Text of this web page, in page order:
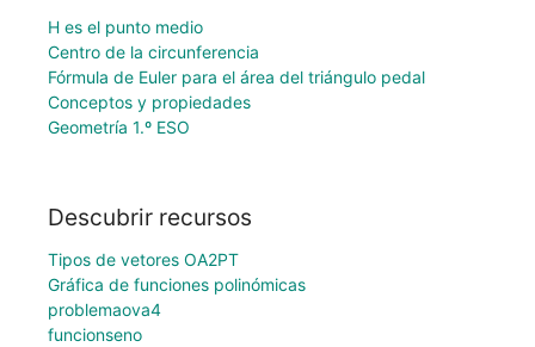
H es el punto medio
Centro de la circunferencia
Fórmula de Euler para el área del triángulo pedal
Conceptos y propiedades
Geometría 1.º ESO
Descubrir recursos
Tipos de vetores OA2PT
Gráfica de funciones polinómicas
problemaova4
funcionseno